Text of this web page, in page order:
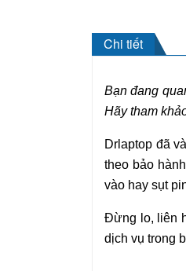
Chi tiết
Bạn đang
Hãy tham
Drlaptop đã
theo bảo
vào hay sụt
Đừng lo, liên
dịch vụ trong